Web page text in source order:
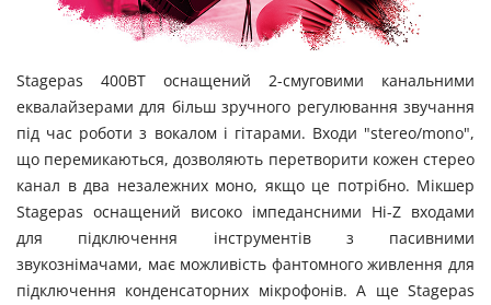
Stagepas 400BT оснащений 2-смуговими канальними
еквалайзерами для більш зручного регулювання звучання
під час роботи з вокалом і гітарами. Входи "stereo/mono",
що перемикаються, дозволяють перетворити кожен стерео
канал в два незалежних моно, якщо це потрібно. Мікшер
Stagepas оснащений високо імпедансними Hi-Z входами
для підключення інструментів з пасивними
звукознімачами, має можливість фантомного живлення для
підключення конденсаторних мікрофонів. А ще Stagepas